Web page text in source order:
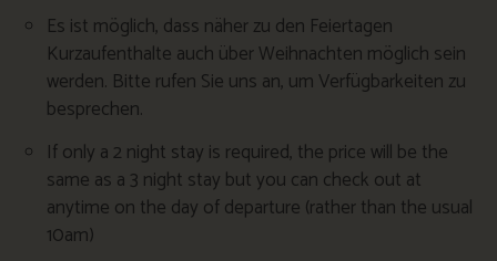
Es ist möglich, dass näher zu den Feiertagen
Kurzaufenthalte auch über Weihnachten möglich sein
werden. Bitte rufen Sie uns an, um Verfügbarkeiten zu
besprechen.
If only a 2 night stay is required, the price will be the
same as a 3 night stay but you can check out at
anytime on the day of departure (rather than the usual
10am)